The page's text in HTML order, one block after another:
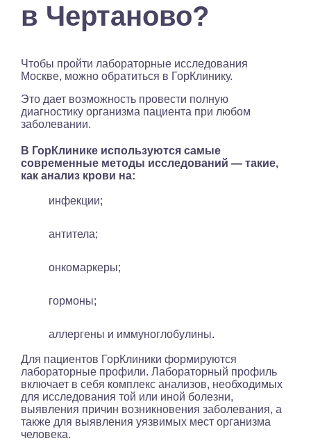
в Чертаново?
Чтобы пройти лабораторные исследования
Москве, можно обратиться в ГорКлинику.
Это дает возможность провести полную
диагностику организма пациента при любом
заболевании.
В ГорКлинике используются самые
современные методы исследований — такие,
как анализ крови на:
инфекции;
антитела;
онкомаркеры;
гормоны;
аллергены и иммуноглобулины.
Для пациентов ГорКлиники формируются
лабораторные профили. Лабораторный профиль
включает в себя комплекс анализов, необходимых
для исследования той или иной болезни,
выявления причин возникновения заболевания, а
также для выявления уязвимых мест организма
человека.